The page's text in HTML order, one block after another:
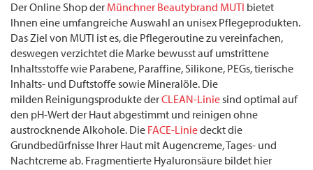
Der Online Shop der Münchner Beautybrand MUTI bietet
Ihnen eine umfangreiche Auswahl an unisex Pflegeprodukten.
Das Ziel von MUTI ist es, die Pflegeroutine zu vereinfachen,
deswegen verzichtet die Marke bewusst auf umstrittene
Inhaltsstoffe wie Parabene, Paraffine, Silikone, PEGs, tierische
Inhalts- und Duftstoffe sowie Mineralöle. Die
milden Reinigungsprodukte derCLEAN-Liniesind optimal auf
den pH-Wert der Haut abgestimmt und reinigen ohne
austrocknende Alkohole. Die FACE-Liniedeckt die
Grundbedürfnisse Ihrer Haut mit Augencreme, Tages- und
Nachtcreme ab. Fragmentierte Hyaluronsäure bildet hier